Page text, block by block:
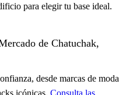
para elegir tu base ideal.
de Chatuchak,
desde marcas de moda